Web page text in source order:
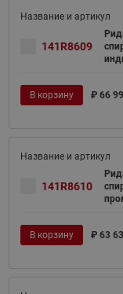
141R8609
В корзину ₽ 66
141R8610
В корзину ₽ 63